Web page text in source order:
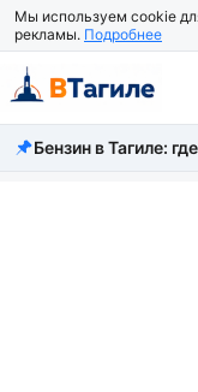
Мы используем cookie
рекламы. Подробнее
Все новости
Бензин в Тагиле: